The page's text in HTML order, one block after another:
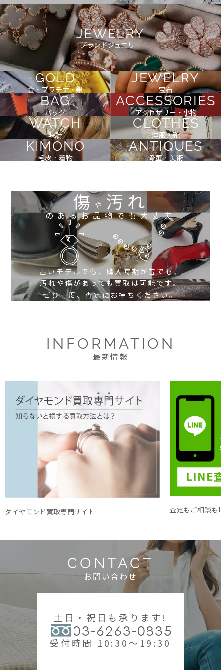
JEWELRY
ブランドジュエリー
GOLD
金・プラチナ・銀
JEWELRY
宝石
BAG
バッグ
ACCESSORIES
アクセサリー・小物
WATCH
時計
CLOTHES
洋服・靴
KIMONO
毛皮・着物
ANTIQUES
骨董・美術
傷や 汚れ
のあるお品物でも大丈夫
古いモデルでも、購入時期が昔でも、
汚れや傷があっても買取は可能です。
ぜひ一度、査定にお持ちください。
INFORMATION
最新情報
ダイヤモンド買取専門サイト 査定もご相談も
CONTACT
お問い合わせ
土日・祝日も承ります!
03-6263-0835
受付時間 10:30～19:30